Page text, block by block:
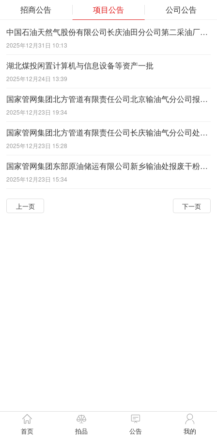
招商公告 项目公告
公司公告
中国石油天然气股份有限公司长庆油田分公司第二采油厂拟处置部分废旧物资
2025年12月31日 10:13
湖北煤投闲置计算机与信息设备等资产一批
2025年12月24日 13:39
国家管网集团北方管道有限责任公司北京输油气分公司报废资产（廊坊、沧州、固安）
2025年12月23日 19:34
国家管网集团北方管道有限责任公司长庆输油气分公司处置部分闲置物资
2025年12月23日 15:28
国家管网集团东部原油储运有限公司新乡输油处报废干粉消防车一台
2025年12月23日 15:34
上一页 下一页
首页 拍品 公告 我的